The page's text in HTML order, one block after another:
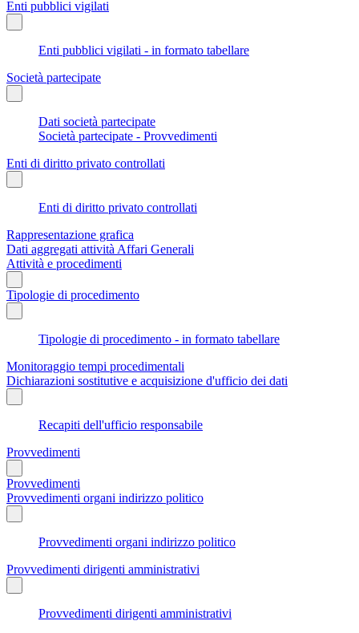
Enti pubblici vigilati
Enti pubblici vigilati - in formato tabellare
Società partecipate
Dati società partecipate
Società partecipate - Provvedimenti
Enti di diritto privato controllati
Enti di diritto privato controllati
Rappresentazione grafica
Dati aggregati attività Affari Generali
Attività e procedimenti
Tipologie di procedimento
Tipologie di procedimento - in formato tabellare
Monitoraggio tempi procedimentali
Dichiarazioni sostitutive e acquisizione d'ufficio dei dati
Recapiti dell'ufficio responsabile
Provvedimenti
Provvedimenti
Provvedimenti organi indirizzo politico
Provvedimenti organi indirizzo politico
Provvedimenti dirigenti amministrativi
Provvedimenti dirigenti amministrativi